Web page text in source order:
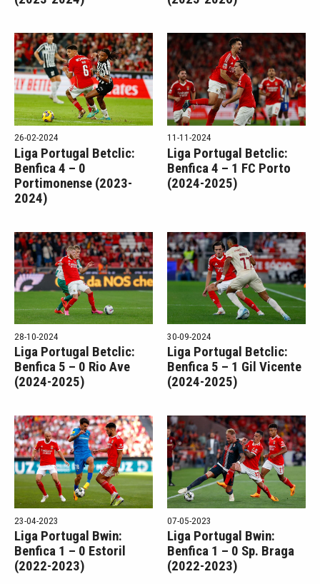
26-02-2024
Liga Portugal Betclic:
Benfica 4 – 0
Portimonense (2023-
2024)
11-11-2024
Liga Portugal Betclic:
Benfica 4 – 1 FC Porto
(2024-2025)
28-10-2024
Liga Portugal Betclic:
Benfica 5 – 0 Rio Ave
(2024-2025)
30-09-2024
Liga Portugal Betclic:
Benfica 5 – 1 Gil Vicente
(2024-2025)
23-04-2023
Liga Portugal Bwin:
Benfica 1 – 0 Estoril
(2022-2023)
07-05-2023
Liga Portugal Bwin:
Benfica 1 – 0 Sp. Braga
(2022-2023)